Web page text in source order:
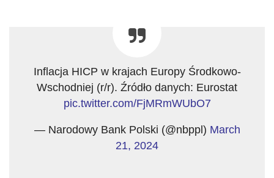
Inflacja HICP w krajach Europy Środkowo-
Wschodniej (r/r). Źródło danych: Eurostat
pic.twitter.com/FjMRmWUbO7
— Narodowy Bank Polski (@nbppl) March
21, 2024